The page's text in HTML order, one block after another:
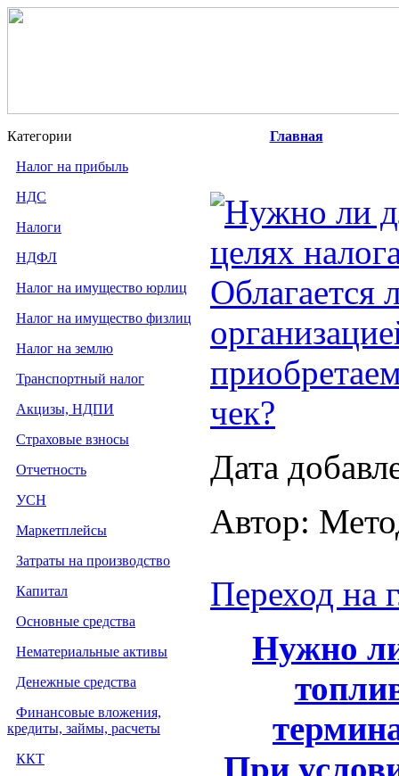
Категории
Налог на прибыль
НДС
Налоги
НДФЛ
Налог на имущество юрлиц
Налог на имущество физлиц
Налог на землю
Транспортный налог
Акцизы, НДПИ
Страховые взносы
Отчетность
УСН
Маркетплейсы
Затраты на производство
Капитал
Основные средства
Нематериальные активы
Денежные средства
Финансовые вложения,
кредиты, займы, расчеты
ККТ
Главная
Нужно ли
целях
чек?
Дата
Автор:
Переход на
Нужно